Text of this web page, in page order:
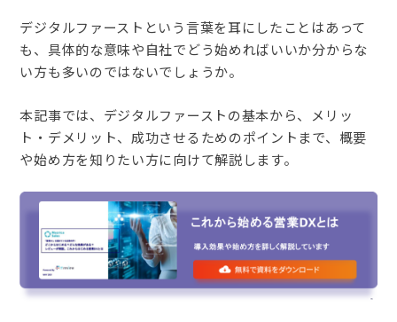
デジタルファーストという言葉を耳にしたことはあって
も、具体的な意味や自社でどう始めればいいか分からな
い方も多いのではないでしょうか。
本記事では、デジタルファーストの基本から、メリッ
ト・デメリット、成功させるためのポイントまで、概要
や始め方を知りたい方に向けて解説します。